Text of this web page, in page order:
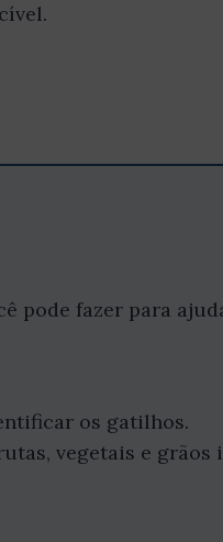
pode fazer para
os gatilhos.
vegetais e grãos